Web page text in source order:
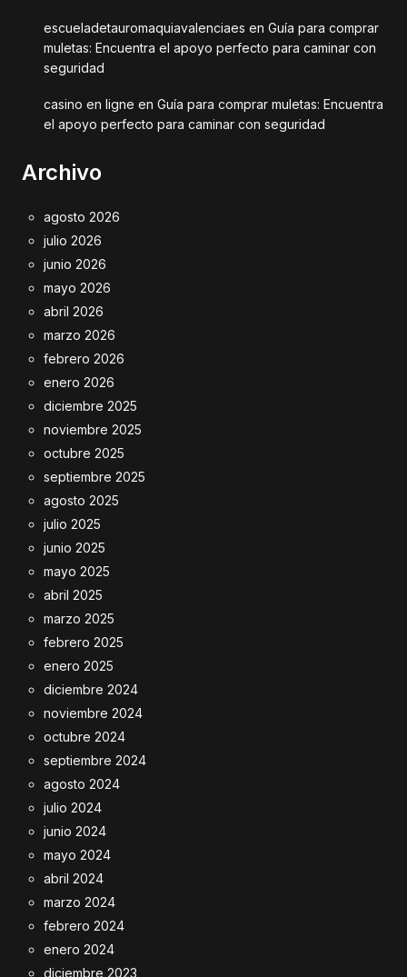
escueladetauromaquiavalenciaes en Guía para comprar
muletas: Encuentra el apoyo perfecto para caminar con
seguridad
casino en ligne en Guía para comprar muletas: Encuentra
el apoyo perfecto para caminar con seguridad
Archivo
agosto 2026
julio 2026
junio 2026
mayo 2026
abril 2026
marzo 2026
febrero 2026
enero 2026
diciembre 2025
noviembre 2025
octubre 2025
septiembre 2025
agosto 2025
julio 2025
junio 2025
mayo 2025
abril 2025
marzo 2025
febrero 2025
enero 2025
diciembre 2024
noviembre 2024
octubre 2024
septiembre 2024
agosto 2024
julio 2024
junio 2024
mayo 2024
abril 2024
marzo 2024
febrero 2024
enero 2024
diciembre 2023